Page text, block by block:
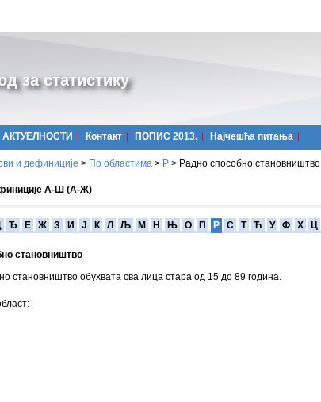
за статистику
АКТУЕЛНОСТИ Контакт ПОПИС 2013. Најчешћa питања
и дефиниције > По областима > Р > Радно способно становништво
А-Ш (А-Ж)
Ђ Е Ж З И Ј К Л Љ М Н Њ О П Р С Т Ћ У Ф Х Ц
становништво
становништво обухвата сва лица стара од 15 до 89 година.